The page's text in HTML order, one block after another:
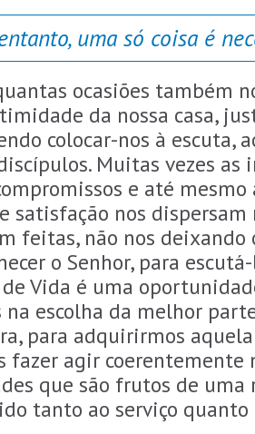
uma só coisa é
ocasiões também
da nossa casa,
colocar-nos à escuta,
Muitas vezes as
e até
satisfação nos
feitas, não nos
o Senhor, para
de Vida é uma
escolha da melhor
para adquirirmos
fazer agir coerentemente
que são frutos de uma
tanto ao serviço quanto